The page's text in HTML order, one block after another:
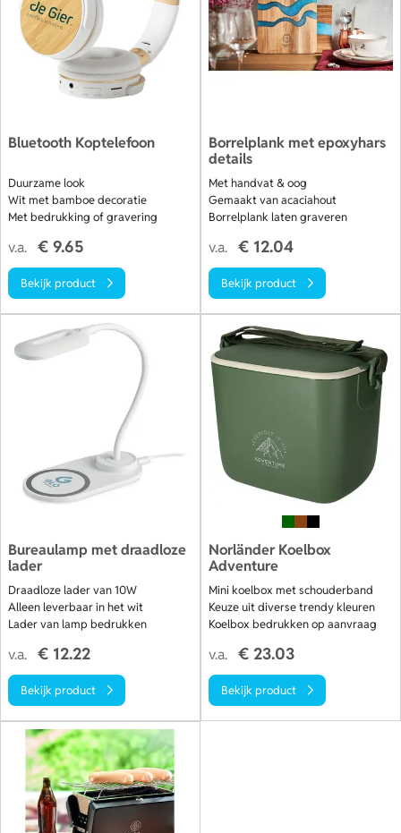
Bluetooth Koptelefoon
Duurzame look
Wit met bamboe decoratie
Met bedrukking of gravering
v.a. € 9.65
Bekijk product
Borrelplank met epoxyhars
details
Met handvat & oog
Gemaakt van acaciahout
Borrelplank laten graveren
v.a. € 12.04
Bekijk product
Bureaulamp met draadloze
lader
Draadloze lader van 10W
Alleen leverbaar in het wit
Lader van lamp bedrukken
v.a. € 12.22
Bekijk product
Norländer Koelbox
Adventure
Mini koelbox met schouderband
Keuze uit diverse trendy kleuren
Koelbox bedrukken op aanvraag
v.a. € 23.03
Bekijk product